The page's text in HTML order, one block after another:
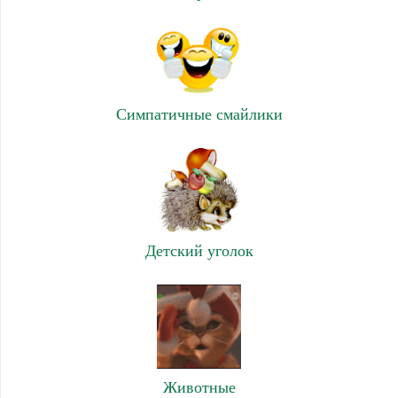
Симпатичные смайлики
Детский уголок
Животные